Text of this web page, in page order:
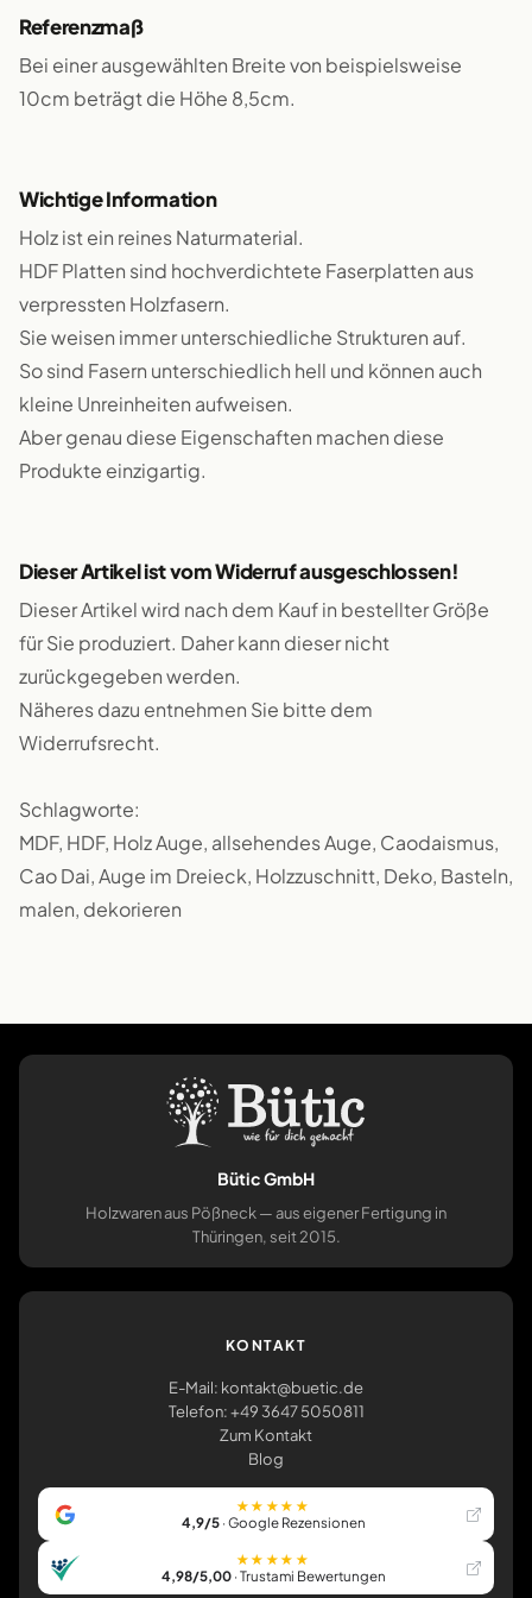
Referenzmaß
Bei einer ausgewählten Breite von beispielsweise
10cm beträgt die Höhe 8,5cm.
Wichtige Information
Holz ist ein reines Naturmaterial.
HDF Platten sind hochverdichtete Faserplatten aus
verpressten Holzfasern.
Sie weisen immer unterschiedliche Strukturen auf.
So sind Fasern unterschiedlich hell und können auch
kleine Unreinheiten aufweisen.
Aber genau diese Eigenschaften machen diese
Produkte einzigartig.
Dieser Artikel ist vom Widerruf ausgeschlossen!
Dieser Artikel wird nach dem Kauf in bestellter Größe
für Sie produziert. Daher kann dieser nicht
zurückgegeben werden.
Näheres dazu entnehmen Sie bitte dem
Widerrufsrecht.
Schlagworte:
MDF, HDF, Holz Auge, allsehendes Auge, Caodaismus,
Cao Dai, Auge im Dreieck, Holzzuschnitt, Deko, Basteln,
malen, dekorieren
Bütic GmbH
Holzwaren aus Pößneck — aus eigener Fertigung in
Thüringen, seit 2015.
KONTAKT
E-Mail: kontakt@buetic.de
Telefon: +49 3647 5050811
Zum Kontakt
Blog
★★★★★
4,9/5· Google Rezensionen
★★★★★
4,98/5,00· Trustami Bewertungen